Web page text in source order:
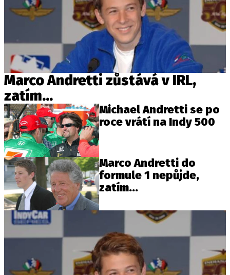
Marco Andretti zůstává v IRL,
zatím...
Michael Andretti se po
roce vrátí na Indy 500
Marco Andretti do
formule 1 nepůjde,
zatím...